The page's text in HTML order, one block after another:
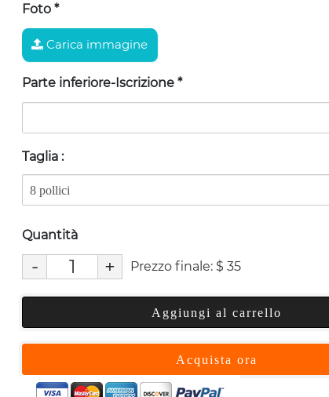
Foto*
Carica immagine
Parte inferiore-Iscrizione*
Taglia :
Quantità
- + Prezzo finale: $ 35
Aggiungi al carrello
Acquista ora